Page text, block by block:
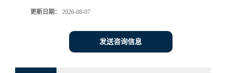
更新日期： 2026-08-07
发送咨询信息